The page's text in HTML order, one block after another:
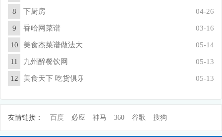
8 下厨房 04-26
9 香哈网菜谱 03-16
10 美食杰菜谱做法大全 05-14
11 九州醉餐饮网 05-13
12 美食天下 吃货俱乐部 05-13
友情链接： 百度 必应 神马 360 谷歌 搜狗